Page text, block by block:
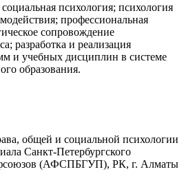
психология; психология
профессиональная
сопровождение
разработка и реализация
и учебных дисциплин в системе
образования.
общей и социальной психологии
Санкт-Петербургского
(АФСПБГУП), РК, г. Алматы